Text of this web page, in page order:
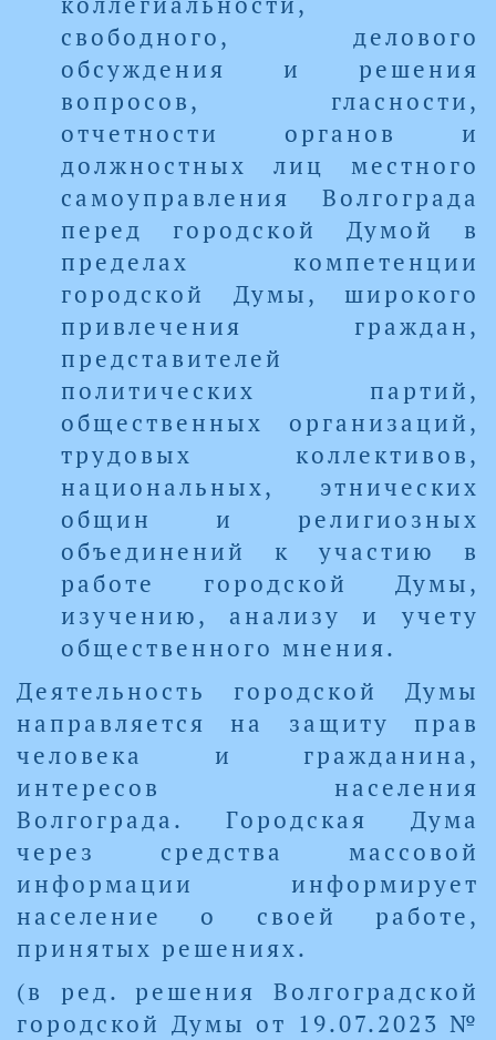
свободного, делового
обсуждения и решения
вопросов, гласности,
отчетности органов и
должностных лиц местного
самоуправления Волгограда
перед городской Думой в
пределах компетенции
городской Думы, широкого
привлечения граждан,
представителей
политических партий,
общественных организаций,
трудовых коллективов,
национальных, этнических
общин и религиозных
объединений к участию в
работе городской Думы,
изучению, анализу и учету
общественного мнения.
Деятельность городской Думы
направляется на защиту прав
человека и гражданина,
интересов населения
Волгограда. Городская Дума
через средства массовой
информации информирует
население о своей работе,
принятых решениях.
(в ред. решения Волгоградской
городской Думы от 19.07.2023 №